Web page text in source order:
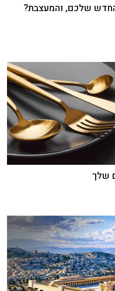
שלכם, והמעצבת?
שלך